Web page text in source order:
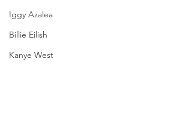
Iggy Azalea
Billie Eilish
Kanye West